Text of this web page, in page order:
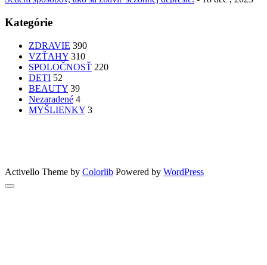
Kategórie
ZDRAVIE 390
VZŤAHY 310
SPOLOČNOSŤ 220
DETI 52
BEAUTY 39
Nezaradené 4
MYŠLIENKY 3
Activello Theme by Colorlib Powered by WordPress